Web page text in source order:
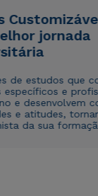
jornada
de estudos que
específicos e
e desenvolvem
e atitudes,
da sua
de acordo com a
que meus
de conteúdos da
de acordo com a
que meus
de conteúdos da